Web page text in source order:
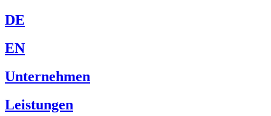
DE
EN
Unternehmen
Leistungen